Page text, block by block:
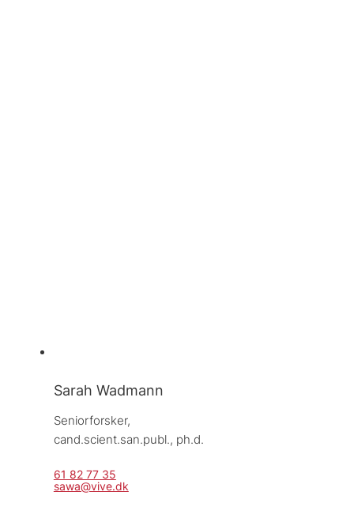
Sarah Wadmann
Seniorforsker,
cand.scient.san.publ., ph.d.
61 82 77 35
sawa@vive.dk